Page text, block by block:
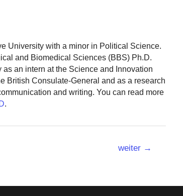
University with a minor in Political Science.
and Biomedical Sciences (BBS) Ph.D.
an intern at the Science and Innovation
British Consulate-General and as a research
and writing. You can read more
.
weiter →